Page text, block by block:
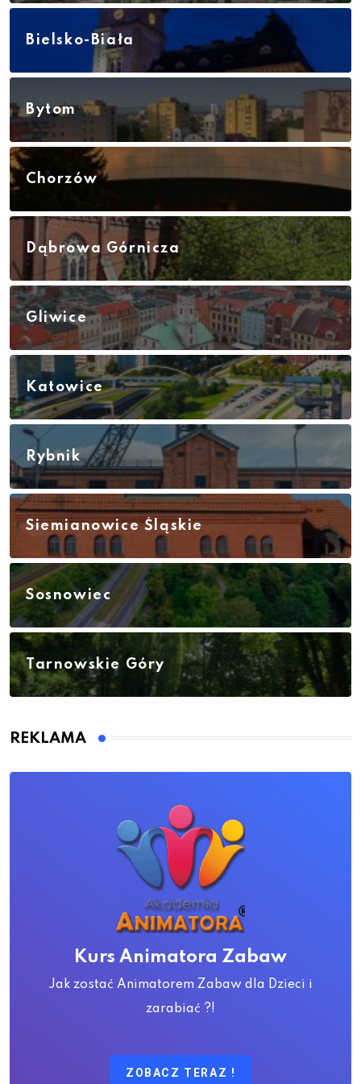
Bielsko-Biała
Bytom
Chorzów
Dąbrowa Górnicza
Gliwice
Katowice
Rybnik
Siemianowice Śląskie
Sosnowiec
Tarnowskie Góry
REKLAMA
Kurs Animatora Zabaw
Jak zostać Animatorem Zabaw dla Dzieci i
zarabiać ?!
ZOBACZ TERAZ !